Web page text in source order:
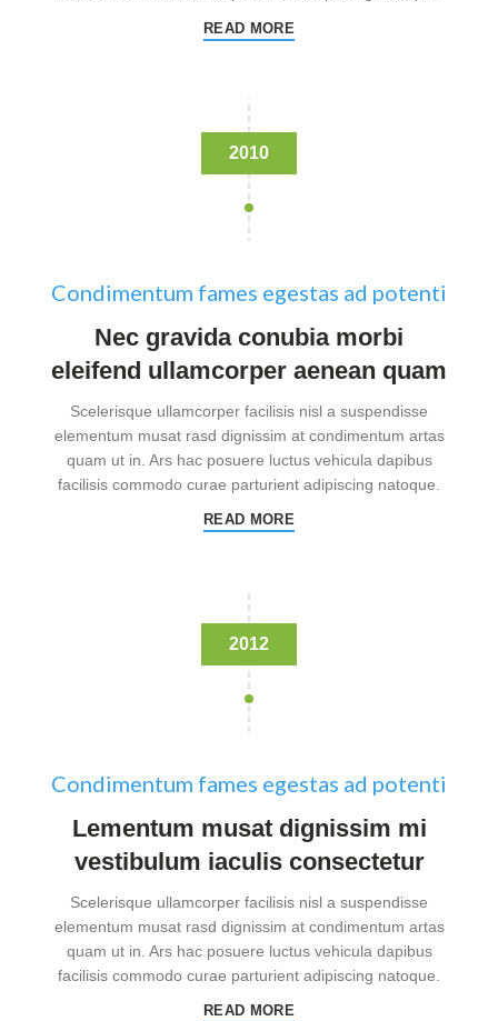
READ MORE
2010
Condimentum fames egestas ad potenti
Nec gravida conubia morbi
eleifend ullamcorper aenean quam
Scelerisque ullamcorper facilisis nisl a suspendisse
elementum musat rasd dignissim at condimentum artas
quam ut in. Ars hac posuere luctus vehicula dapibus
facilisis commodo curae parturient adipiscing natoque.
READ MORE
2012
Condimentum fames egestas ad potenti
Lementum musat dignissim mi
vestibulum iaculis consectetur
Scelerisque ullamcorper facilisis nisl a suspendisse
elementum musat rasd dignissim at condimentum artas
quam ut in. Ars hac posuere luctus vehicula dapibus
facilisis commodo curae parturient adipiscing natoque.
READ MORE